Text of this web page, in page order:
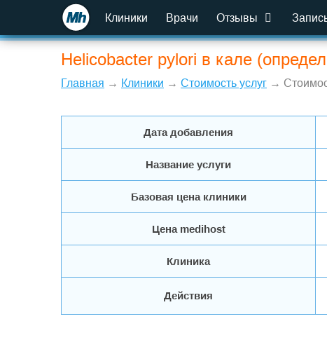
Клиники Врачи Отзывы
Helicobacter pylori в кале
Главная → Клиники → Стоимость услуг →
Дата добавления
Название услуги
Базовая цена клиники
Цена medihost
Клиника
Действия